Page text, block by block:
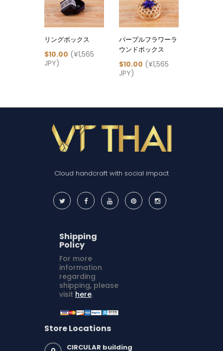
リングボックス
$10.00 (¥1,565
JPY)
パープルフラワーラ
ウンドボックス
$10.00 (¥1,565
JPY)
Cloud handcraft with social impact
Shipping
Policy
For more
information
regarding
shipping, please
visit here.
Store Locations
CIRCULAR building